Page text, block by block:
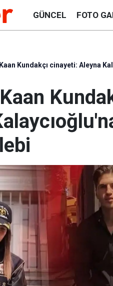
GÜNCEL FOTO
Kundakçı cinayeti: Aleyna